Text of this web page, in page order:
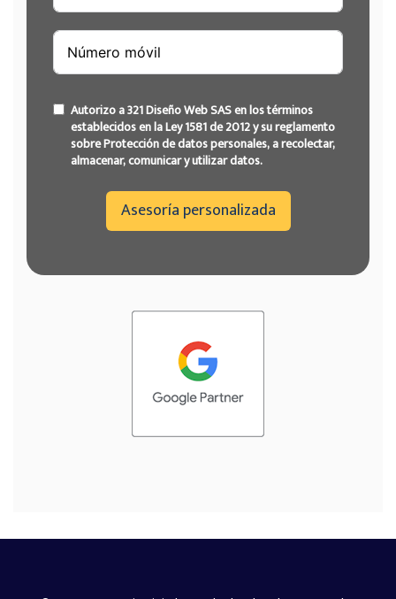
Autorizo a 321 Diseño Web SAS en los términos
establecidos en la Ley 1581 de 2012 y su reglamento
sobre Protección de datos personales, a recolectar,
almacenar, comunicar y utilizar datos.
Asesoría personalizada